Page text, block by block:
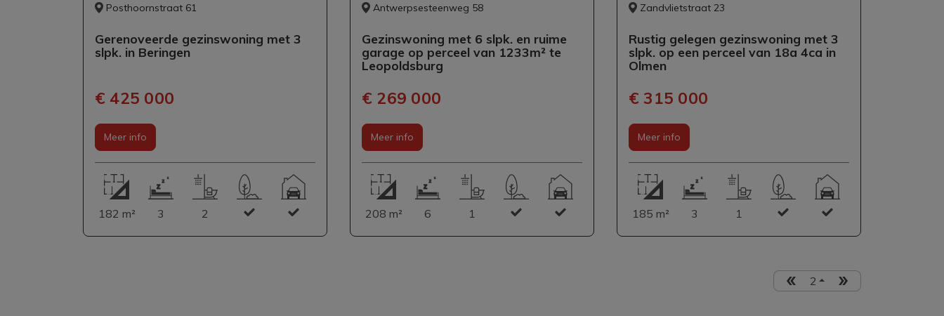
Posthoornstraat 61
Gerenoveerde gezinswoning met 3
slpk. in Beringen
€ 425 000
Meer info
182 m² 3 2
Antwerpsesteenweg 58
Gezinswoning met 6 slpk. en ruime
garage op perceel van 1233m² te
Leopoldsburg
€ 269 000
Meer info
208 m² 6 1
Zandvlietstraat 23
Rustig gelegen gezinswoning met 3
slpk. op een perceel van 18a 4ca in
Olmen
€ 315 000
Meer info
185 m² 3 1
2